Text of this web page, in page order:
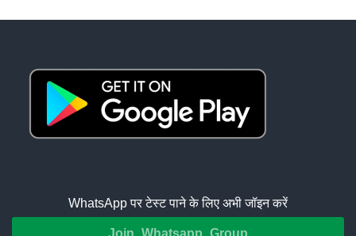
WhatsApp पर टेस्ट पाने के लिए अभी जॉइन करें